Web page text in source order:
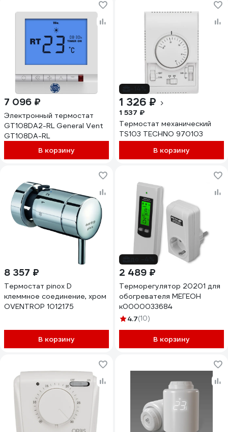
7 096 ₽
Электронный термостат
GT108DA2-RL General Vent
GT108DA-RL
В корзину
1 326 ₽
1 537 ₽
Термостат механический
TS103 TECHNO 970103
В корзину
8 357 ₽
Термостат pinox D
клеммное соединение, хром
OVENTROP 1012175
В корзину
2 489 ₽
Терморегулятор 20201 для
обогревателя МЕГЕОН
к0000033684
4.7(10)
В корзину